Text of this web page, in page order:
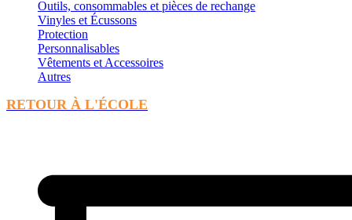
Outils, consommables et pièces de rechange
Vinyles et Écussons
Protection
Personnalisables
Vêtements et Accessoires
Autres
RETOUR À L'ÉCOLE